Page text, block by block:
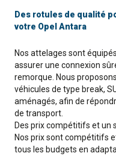
Des rotules de qualité
votre Opel Antara
Nos attelages sont
assurer une connexion
remorque. Nous
véhicules de type break,
aménagés, afin de
de transport.
Des prix compétitifs et un
Nos prix sont compétitifs
tous les budgets en